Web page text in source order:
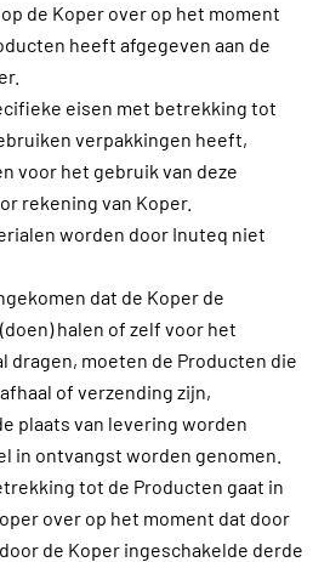
de Koper over op het moment
heeft afgegeven aan de
eisen met betrekking tot
verpakkingen heeft,
voor het gebruik van deze
rekening van Koper.
worden door Inuteq niet
dat de Koper de
halen of zelf voor het
dragen, moeten de Producten die
of verzending zijn,
plaats van levering worden
in ontvangst worden genomen.
tot de Producten gaat in
over op het moment dat door
de Koper ingeschakelde derde